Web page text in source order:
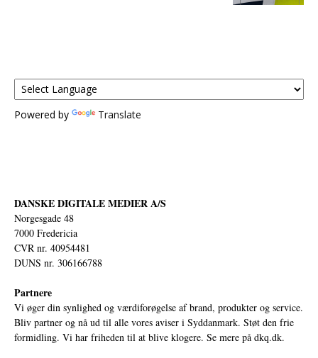
Powered by Translate
DANSKE DIGITALE MEDIER A/S
Norgesgade 48
7000 Fredericia
CVR nr. 40954481
DUNS nr. 306166788
Partnere
Vi øger din synlighed og værdiforøgelse af brand, produkter og service.
Bliv partner og nå ud til alle vores aviser i Syddanmark. Støt den frie
formidling. Vi har friheden til at blive klogere. Se mere på dkq.dk.